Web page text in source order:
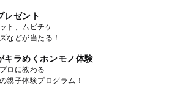
レゼント
ト、ムビチケ
などが当たる！
キラめくホンモノ体験
ロに教わる
親子体験プログラム！